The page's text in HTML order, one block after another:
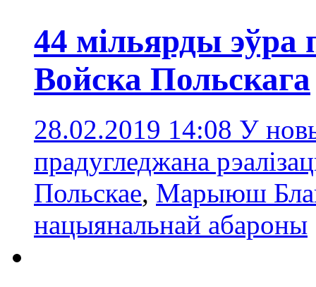
44 мільярды эўра
Войска Польскага
28.02.2019 14:08 У
прадугледжана
Польскае, Марыюш
нацыянальнай абароны